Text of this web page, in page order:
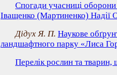
Спогади учасниці оборони
Іващенко (Мартиненко) Надії
Дідух Я. П. Наукове
ландшафтного парку «Лиса
Перелік рослин та